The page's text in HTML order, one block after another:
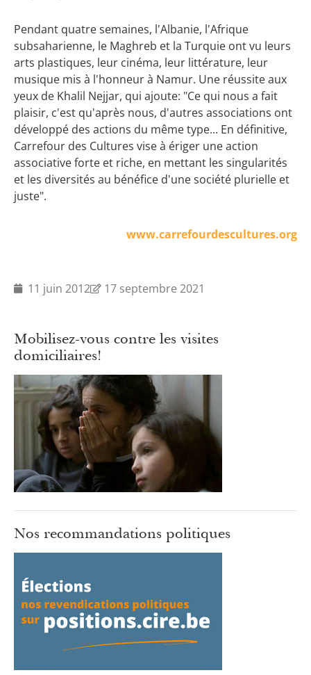
Pendant quatre semaines, l'Albanie, l'Afrique
subsaharienne, le Maghreb et la Turquie ont vu leurs
arts plastiques, leur cinéma, leur littérature, leur
musique mis à l'honneur à Namur. Une réussite aux
yeux de Khalil Nejjar, qui ajoute: "Ce qui nous a fait
plaisir, c'est qu'après nous, d'autres associations ont
développé des actions du même type... En définitive,
Carrefour des Cultures vise à ériger une action
associative forte et riche, en mettant les singularités
et les diversités au bénéfice d'une société plurielle et
juste".
www.carrefourdescultures.org
11 juin 2012 17 septembre 2021
Mobilisez-vous contre les visites
domiciliaires!
Nos recommandations politiques